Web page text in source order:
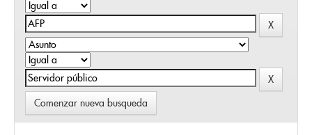
Comenzar nueva busqueda